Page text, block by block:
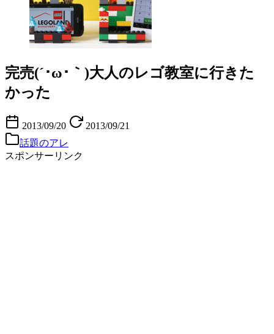
完売(´･ω･｀)大人のレゴ教室に行きた
かった
2013/09/20
2013/09/21
話題のアレ
スポンサーリンク